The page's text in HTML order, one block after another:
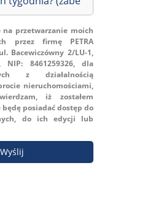
na przetwarzanie moich
przez firmę PETRA
Bacewiczówny 2/LU-1,
NIP: 8461259326, dla
z działalnością
nieruchomościami,
iż zostałem
posiadać dostęp do
do ich edycji lub